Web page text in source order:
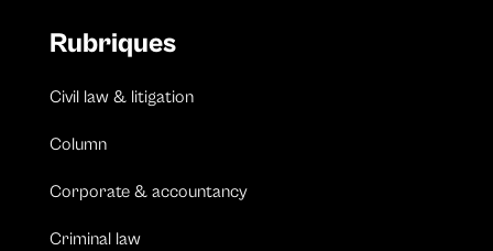
Rubriques
Civil law & litigation
Column
Corporate & accountancy
Criminal law